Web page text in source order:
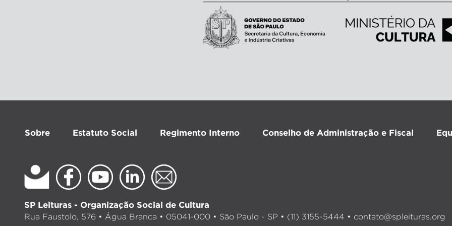
Sobre Estatuto Social Regimento Interno Conselho de Administração e Fiscal
SP Leituras - Organização Social de Cultura
Rua Faustolo, 576 • Água Branca • 05041-000 • São Paulo - SP • (11) 3155-5444 • contato@spleituras.org